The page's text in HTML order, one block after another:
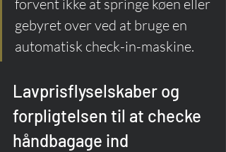
forvent ikke at springe køen eller
gebyret over ved at bruge en
automatisk check-in-maskine.
Lavprisflyselskaber og
forpligtelsen til at checke
håndbagage ind